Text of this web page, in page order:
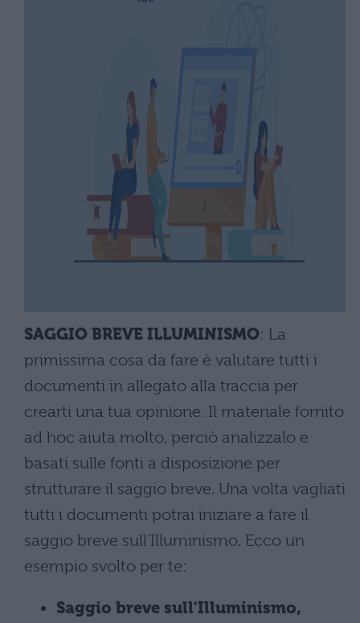
SAGGIO BREVE ILLUMINISMO: La
primissima cosa da fare è valutare tutti i
documenti in allegato alla traccia per
crearti una tua opinione. Il materiale fornito
ad hoc aiuta molto, perciò analizzalo e
basati sulle fonti a disposizione per
strutturare il saggio breve. Una volta vagliati
tutti i documenti potrai iniziare a fare il
saggio breve sull’Illuminismo. Ecco un
esempio svolto per te:
Saggio breve sull'Illuminismo,